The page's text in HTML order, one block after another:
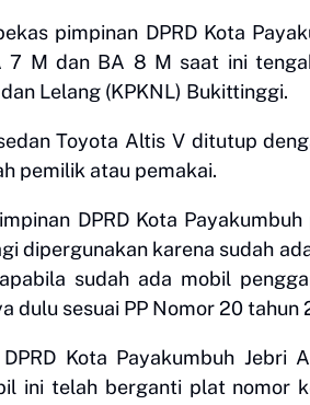
pimpinan DPRD Kota
7 M dan BA 8 M saat ini
Lelang (KPKNL) Bukittinggi.
Toyota Altis V ditutup
pemilik atau pemakai.
DPRD Kota
dipergunakan karena sudah
sudah ada mobil
dulu sesuai PP Nomor 20 tahun
Kota Payakumbuh Jebri
ini telah berganti plat nomor